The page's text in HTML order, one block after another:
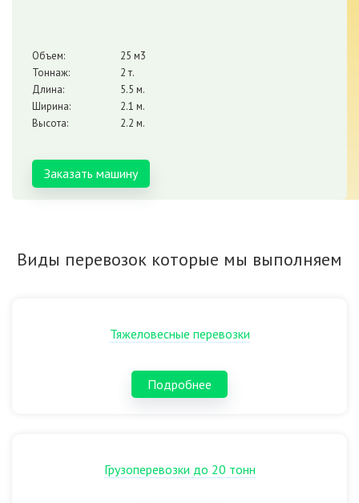
Объем:
25 м3
Тоннаж:
2 т.
Длина:
5.5 м.
Ширина:
2.1 м.
Высота:
2.2 м.
Заказать машину
Виды перевозок которые мы выполняем
Тяжеловесные перевозки
Подробнее
Грузоперевозки до 20 тонн